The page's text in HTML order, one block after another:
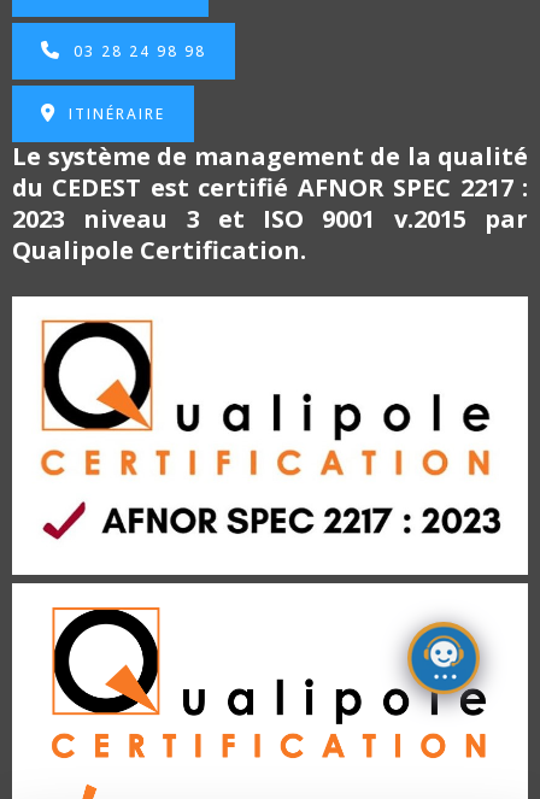
03 28 24 98 98
ITINÉRAIRE
Le système de management de la qualité
du CEDEST est certifié AFNOR SPEC 2217 :
2023 niveau 3 et ISO 9001 v.2015 par
Qualipole Certification.